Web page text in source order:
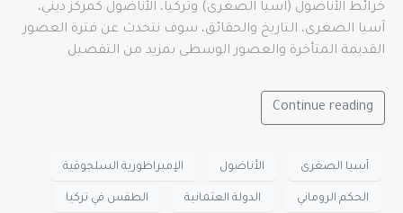
خرائط الأناضول (آسيا الصغرى) وتركيا، الأناضول كمركز ديني،
آسيا الصغرى، التاريخ والحقائق، سوف نتحدث عن فترة العصور
القديمة المتأخرة والعصور الوسطى بمزيد من التفصيل
Continue reading
آسيا الصغرى الأناضول الإمبراطورية السلجوقية
الحكم الروماني الدولة العثمانية الطقس في تركيا